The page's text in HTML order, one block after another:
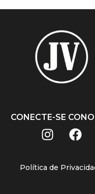
CONECTE-SE
Política de